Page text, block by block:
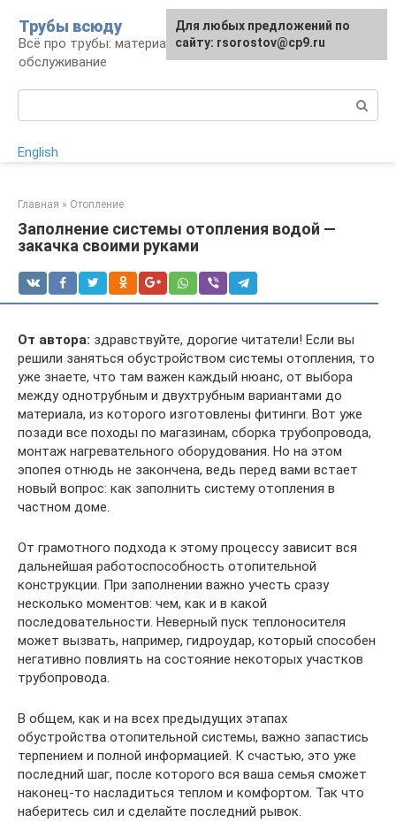
контенту
Трубы всюду
Всё про трубы: материалы, монтаж и
обслуживание
English
Главная » Отопление
Заполнение системы отопления водой —
закачка своими руками
От автора: здравствуйте, дорогие читатели! Если вы
решили заняться обустройством системы отопления, то
уже знаете, что там важен каждый нюанс, от выбора
между однотрубным и двухтрубным вариантами до
материала, из которого изготовлены фитинги. Вот уже
позади все походы по магазинам, сборка трубопровода,
монтаж нагревательного оборудования. Но на этом
эпопея отнюдь не закончена, ведь перед вами встает
новый вопрос: как заполнить систему отопления в
частном доме.
От грамотного подхода к этому процессу зависит вся
дальнейшая работоспособность отопительной
конструкции. При заполнении важно учесть сразу
несколько моментов: чем, как и в какой
последовательности. Неверный пуск теплоносителя
может вызвать, например, гидроудар, который способен
негативно повлиять на состояние некоторых участков
трубопровода.
В общем, как и на всех предыдущих этапах
обустройства отопительной системы, важно запастись
терпением и полной информацией. К счастью, это уже
последний шаг, после которого вся ваша семья сможет
наконец-то насладиться теплом и комфортом. Так что
наберитесь сил и сделайте последний рывок.
Для любых предложений по
сайту: rsorostov@cp9.ru